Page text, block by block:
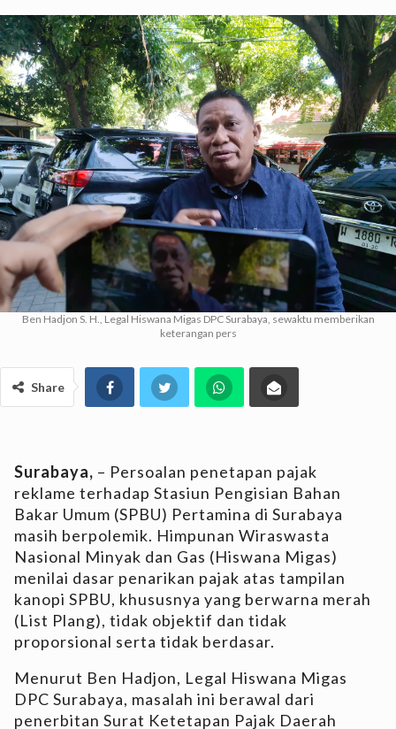
Ben Hadjon S. H., Legal Hiswana Migas DPC Surabaya, sewaktu memberikan
keterangan pers
Share
Surabaya, – Persoalan penetapan pajak
reklame terhadap Stasiun Pengisian Bahan
Bakar Umum (SPBU) Pertamina di Surabaya
masih berpolemik. Himpunan Wiraswasta
Nasional Minyak dan Gas (Hiswana Migas)
menilai dasar penarikan pajak atas tampilan
kanopi SPBU, khususnya yang berwarna merah
(List Plang), tidak objektif dan tidak
proporsional serta tidak berdasar.
Menurut Ben Hadjon, Legal Hiswana Migas
DPC Surabaya, masalah ini berawal dari
penerbitan Surat Ketetapan Pajak Daerah